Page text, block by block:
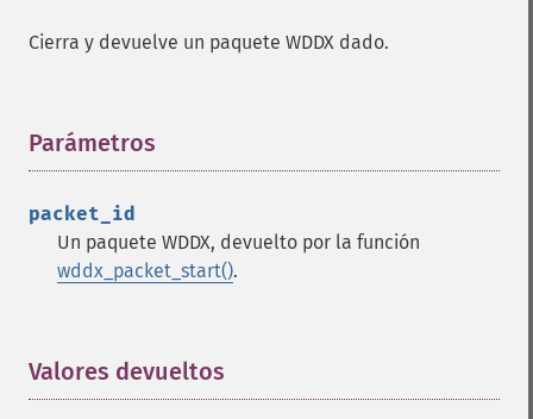
Cierra y devuelve un paquete WDDX dado.
Parámetros
packet_id
Un paquete WDDX, devuelto por la función
wddx_packet_start().
Valores devueltos